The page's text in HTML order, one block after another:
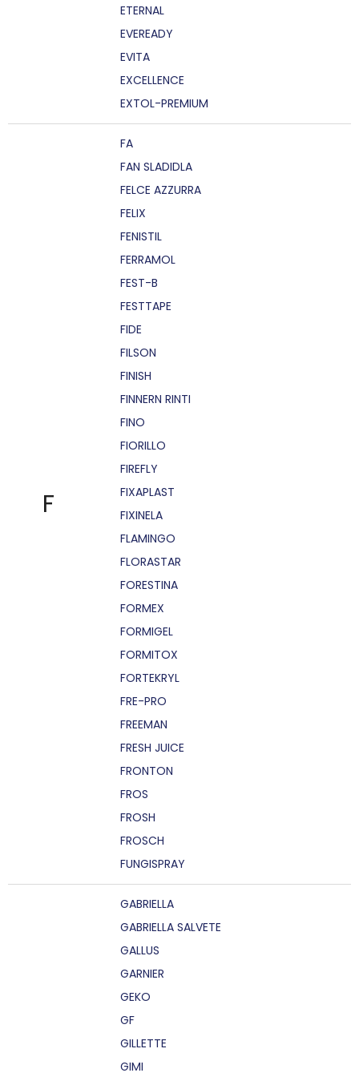
ETERNAL
EVEREADY
EVITA
EXCELLENCE
EXTOL-PREMIUM
F
FA
FAN SLADIDLA
FELCE AZZURRA
FELIX
FENISTIL
FERRAMOL
FEST-B
FESTTAPE
FIDE
FILSON
FINISH
FINNERN RINTI
FINO
FIORILLO
FIREFLY
FIXAPLAST
FIXINELA
FLAMINGO
FLORASTAR
FORESTINA
FORMEX
FORMIGEL
FORMITOX
FORTEKRYL
FRE-PRO
FREEMAN
FRESH JUICE
FRONTON
FROS
FROSH
FROSCH
FUNGISPRAY
GABRIELLA
GABRIELLA SALVETE
GALLUS
GARNIER
GEKO
GF
GILLETTE
GIMI